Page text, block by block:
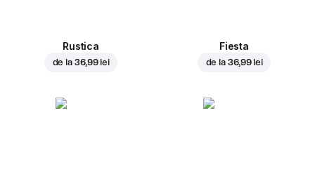
Rustica
de la 36,99 lei
Fiesta
de la 36,99 lei